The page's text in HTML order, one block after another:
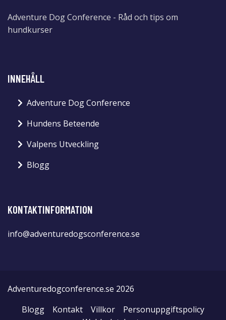
Adventure Dog Conference - Råd och tips om
hundkurser
INNEHÅLL
Adventure Dog Conference
Hundens Beteende
Valpens Utveckling
Blogg
KONTAKTINFORMATION
info@adventuredogsconference.se
Adventuredogconference.se 2026
Blogg
Kontakt Villkor
Personuppgiftspolicy